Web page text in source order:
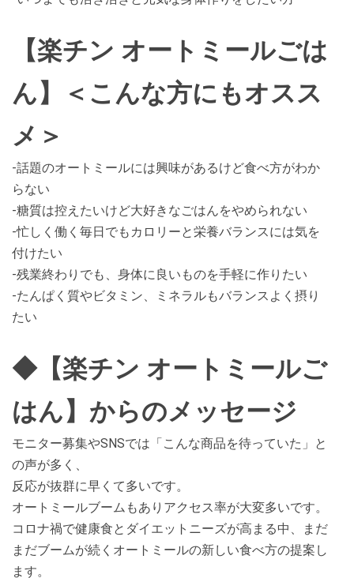
【楽チン オートミールごは
ん】＜こんな方にもオスス
メ＞
-話題のオートミールには興味があるけど食べ方がわか
らない
-糖質は控えたいけど大好きなごはんをやめられない
-忙しく働く毎日でもカロリーと栄養バランスには気を
付けたい
-残業終わりでも、身体に良いものを手軽に作りたい
-たんぱく質やビタミン、ミネラルもバランスよく摂り
たい
◆【楽チン オートミールご
はん】からのメッセージ
モニター募集やSNSでは「こんな商品を待っていた」と
の声が多く、
反応が抜群に早くて多いです。
オートミールブームもありアクセス率が大変多いです。
コロナ禍で健康食とダイエットニーズが高まる中、まだ
まだブームが続くオートミールの新しい食べ方の提案し
ます。